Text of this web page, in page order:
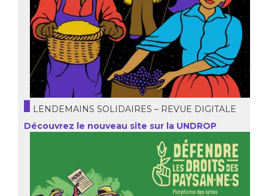
LENDEMAINS SOLIDAIRES – REVUE DIGITALE
Découvrez le nouveau site sur la UNDROP